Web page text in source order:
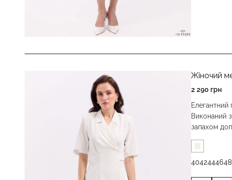
Жіночий
2 290 грн
Виконаний
запахом
4042444648